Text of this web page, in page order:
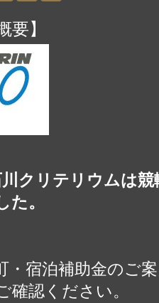
要】
クリテリウムは競
た。
・宿泊補助金の
確認ください。